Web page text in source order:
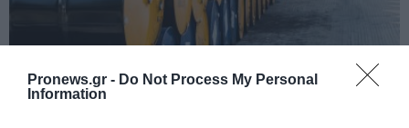
Pronews.gr - Do Not Process My Personal
Information